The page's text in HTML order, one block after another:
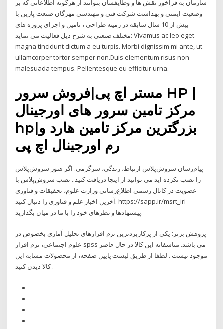
سازمان به فراخور نقش ها و وظایفشان بتوانند از هرگونه اطلاعاتی که بر
وضعیت ایمنی و بهداشت شرکت فنی و مهندسي مهرگان صنعت پارين با
بيش از 10 سال سابقه در زمينه طراحی ، تامین و اجرای پروژه هاي
مختلف صنعتی به شرح ذیل فعالیت می نماید: Vivamus ac leo eget
magna tincidunt dictum a eu turpis. Morbi dignissim mi ante, ut
ullamcorper tortor semper non.Duis elementum risus non
malesuada tempus. Pellentesque eu efficitur urna.
مستر اچ پی|فروش سرور HP |
مرکز تامین سرور های اورجینال
hp|بزرگترین مرکز تامین هارد و
رم اورجینال اچ پی
پیام‌رسان سروش‌پلاس ارتباط، زندگی، سرگرمی. اگر هنوز سروش‌پلاس
را نصب نکرده اید می توانید از اینجا دریافت کنید.. نصب سروش‌پلاس با
عضویت در کانال رسمی اطلاع‌رسانی وزارت علوم، تحقیقات و فناوری
آخرین اخبار علم و فناوری را دنبال کنید. https://sapp.ir/msrt_iri
پیشنهادها و نظرهای خود را با ما در میان بگذارید.
پژوهش برتر: یکی از پرکاربردترین نرم افزارهای تحلیل آماری بخصوص در
علوم اجتماعی، نرم افزار spss می باشد. متاسفانه این کالا در حال حاضر
موجود نیست . لطفا از طریق لیست پایین صفحه، از محصولات مشابه این
کالا دیدن کنید .